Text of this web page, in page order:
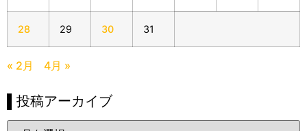
28 29 30 31
« 2月 4月 »
▌投稿アーカイブ